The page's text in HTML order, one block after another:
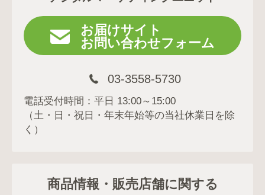
お届けサイト
お問い合わせフォーム
03-3558-5730
電話受付時間：平日 13:00～15:00
（土・日・祝日・年末年始等の当社休業日を除
く）
商品情報・販売店舗に関する